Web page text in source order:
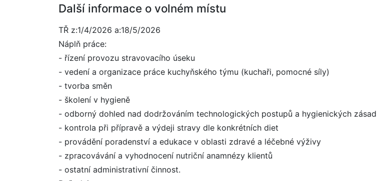
Další informace o volném místu
TŘ z:1/4/2026 a:18/5/2026
Náplň práce:
- řízení provozu stravovacího úseku
- vedení a organizace práce kuchyňského týmu (kuchaři, pomocné síly)
- tvorba směn
- školení v hygieně
- odborný dohled nad dodržováním technologických postupů a hygienických zásad
- kontrola při přípravě a výdeji stravy dle konkrétních diet
- provádění poradenství a edukace v oblasti zdravé a léčebné výživy
- zpracovávání a vyhodnocení nutriční anamnézy klientů
- ostatní administrativní činnost.